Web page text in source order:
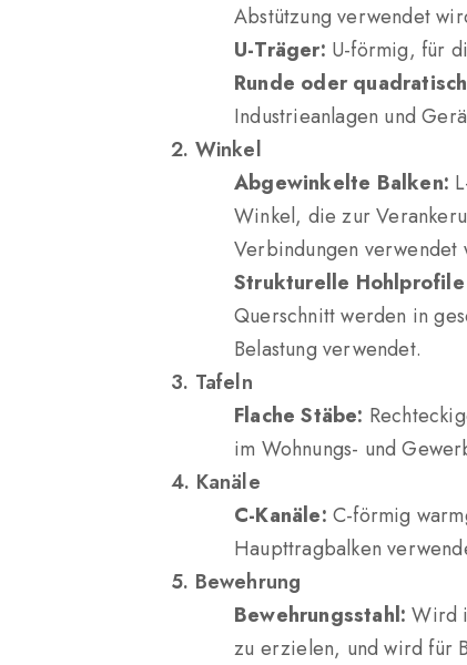
Abstützung verwendet
U-Träger: U-förmig, für
Runde oder
Industrieanlagen und
2. Winkel
Abgewinkelte Balken:
Winkel, die zur
Verbindungen verwendet
Strukturelle Hohlprofile
Querschnitt werden in
Belastung verwendet.
3. Tafeln
Flache Stäbe:
im Wohnungs- und
4. Kanäle
C-Kanäle: C-förmig
Haupttragbalken
5. Bewehrung
Bewehrungsstahl: Wird
zu erzielen, und wird für